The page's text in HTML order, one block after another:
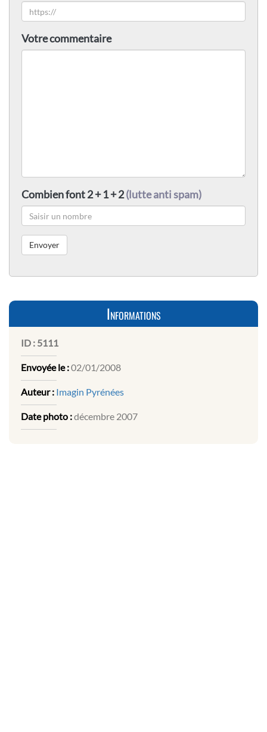
Votre commentaire
Combien font 2 + 1 + 2(lutte anti spam)
Informations
ID : 5111
Envoyée le :02/01/2008
Auteur : Imagin Pyrénées
Date photo :décembre 2007